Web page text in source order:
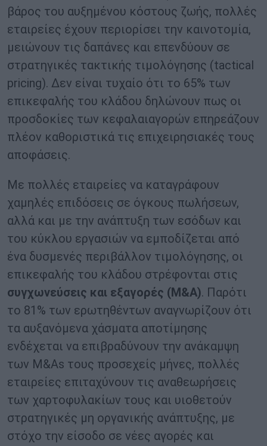
βάρος του αυξημένου κόστους ζωής, πολλές
εταιρείες έχουν περιορίσει την καινοτομία,
μειώνουν τις δαπάνες και επενδύουν σε
στρατηγικές τακτικής τιμολόγησης (tactical
pricing). Δεν είναι τυχαίο ότι το 65% των
επικεφαλής του κλάδου δηλώνουν πως οι
προσδοκίες των κεφαλαιαγορών επηρεάζουν
πλέον καθοριστικά τις επιχειρησιακές τους
αποφάσεις.
Με πολλές εταιρείες να καταγράφουν
χαμηλές επιδόσεις σε όγκους πωλήσεων,
αλλά και με την ανάπτυξη των εσόδων και
του κύκλου εργασιών να εμποδίζεται από
ένα δυσμενές περιβάλλον τιμολόγησης, οι
επικεφαλής του κλάδου στρέφονται στις
συγχωνεύσεις και εξαγορές (M&A). Παρότι
το 81% των ερωτηθέντων αναγνωρίζουν ότι
τα αυξανόμενα χάσματα αποτίμησης
ενδέχεται να επιβραδύνουν την ανάκαμψη
των M&As τους προσεχείς μήνες, πολλές
εταιρείες επιταχύνουν τις αναθεωρήσεις
των χαρτοφυλακίων τους και υιοθετούν
στρατηγικές μη οργανικής ανάπτυξης, με
στόχο την είσοδο σε νέες αγορές και